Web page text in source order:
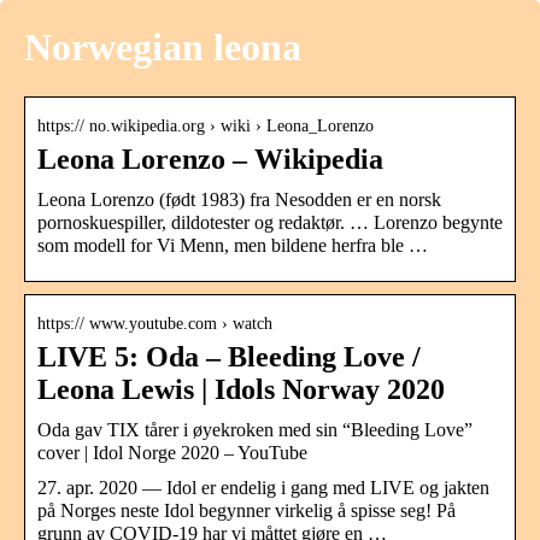
Norwegian leona
https:// no.wikipedia.org › wiki › Leona_Lorenzo
Leona Lorenzo – Wikipedia
Leona Lorenzo (født 1983) fra Nesodden er en norsk
pornoskuespiller, dildotester og redaktør. … Lorenzo begynte
som modell for Vi Menn, men bildene herfra ble …
https:// www.youtube.com › watch
LIVE 5: Oda – Bleeding Love /
Leona Lewis | Idols Norway 2020
Oda gav TIX tårer i øyekroken med sin “Bleeding Love”
cover | Idol Norge 2020 – YouTube
27. apr. 2020 — Idol er endelig i gang med LIVE og jakten
på Norges neste Idol begynner virkelig å spisse seg! På
grunn av COVID-19 har vi måttet gjøre en …